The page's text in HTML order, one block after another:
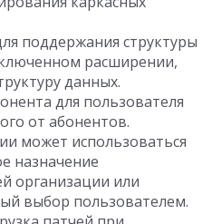
поддержания структуры
расширении,
данных.
для пользователя
от абонентов.
может использоваться
назначение
организации или
выбор пользователем.